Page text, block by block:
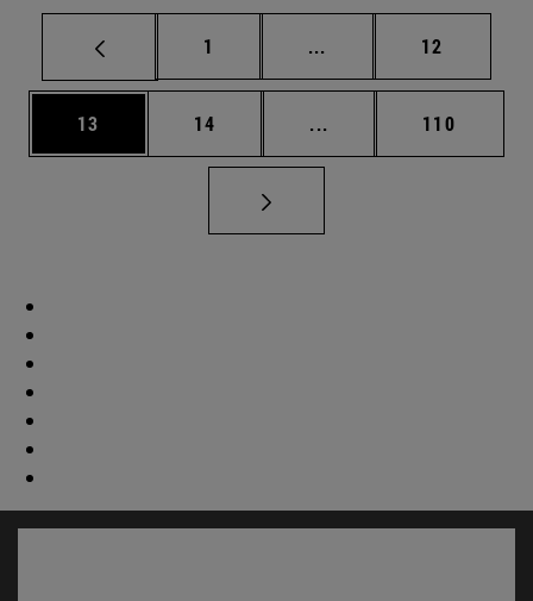
Página
1 ... Páginas intermedias
Página
12
Página
13 Página
14 ... Páginas intermedias
Página
110